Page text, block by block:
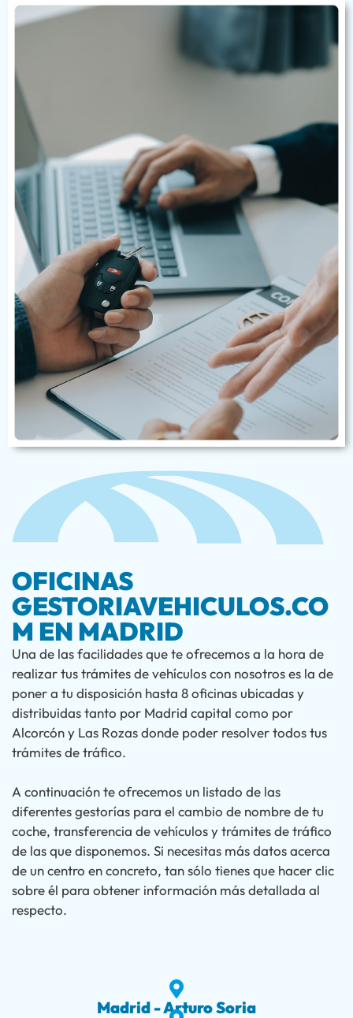
OFICINAS
GESTORIAVEHICULOS.CO
M EN MADRID
Una de las facilidades que te ofrecemos a la hora de
realizar tus trámites de vehículos con nosotros es la de
poner a tu disposición hasta 8 oficinas ubicadas y
distribuidas tanto por Madrid capital como por
Alcorcón y Las Rozas donde poder resolver todos tus
trámites de tráfico.
A continuación te ofrecemos un listado de las
diferentes gestorías para el cambio de nombre de tu
coche, transferencia de vehículos y trámites de tráfico
de las que disponemos. Si necesitas más datos acerca
de un centro en concreto, tan sólo tienes que hacer clic
sobre él para obtener información más detallada al
respecto.
Madrid - Arturo Soria